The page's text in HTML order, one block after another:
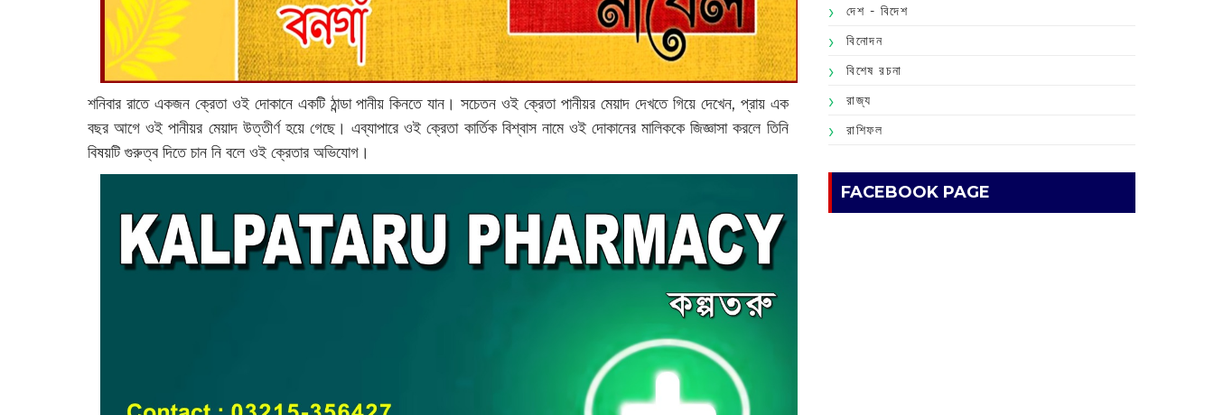
শনিবার রাতে একজন ক্রেতা ওই দোকানে একটি ঠান্ডা পানীয় কিনতে যান। সচেতন ওই ক্রেতা পানীয়র মেয়াদ দেখতে গিয়ে দেখেন, প্রায় এক
বছর আগে ওই পানীয়র মেয়াদ উত্তীর্ণ হয়ে গেছে। এব্যাপারে ওই ক্রেতা কার্তিক বিশ্বাস নামে ওই দোকানের মালিককে জিজ্ঞাসা করলে তিনি
বিষয়টি গুরুত্ব দিতে চান নি বলে ওই ক্রেতার অভিযোগ।
দেশ - বিদেশ
বিনোদন
বিশেষ রচনা
রাজ্য
রাশিফল
FACEBOOK PAGE